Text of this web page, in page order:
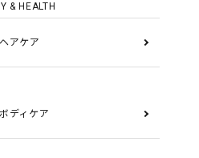
& HEALTH
ヘアケア
ボディケア